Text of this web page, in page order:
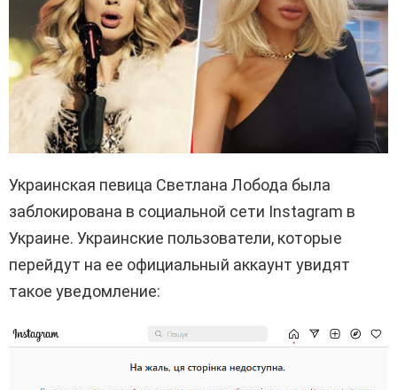
Украинская певица Светлана Лобода была
заблокирована в социальной сети Instagram в
Украине. Украинские пользователи, которые
перейдут на ее официальный аккаунт увидят
такое уведомление: